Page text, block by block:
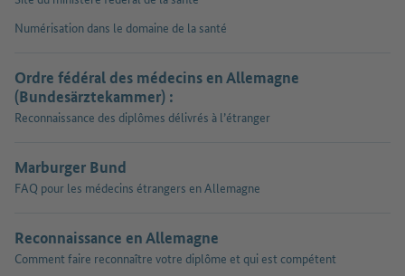
Numérisation dans le domaine de la santé
Ordre fédéral des médecins en Allemagne
(Bundesärztekammer) :
Reconnaissance des diplômes délivrés à l’étranger
Marburger Bund
FAQ pour les médecins étrangers en Allemagne
Reconnaissance en Allemagne
Comment faire reconnaître votre diplôme et qui est compétent